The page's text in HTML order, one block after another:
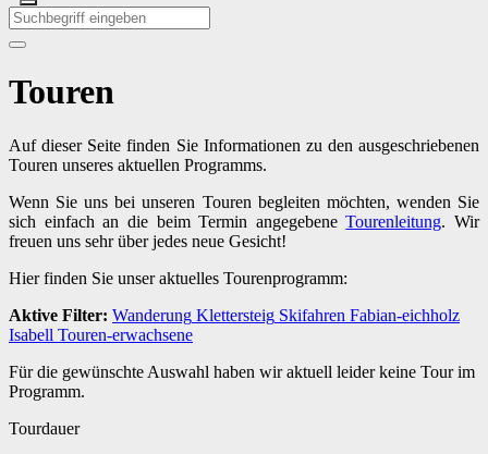
Touren
Auf dieser Seite finden Sie Informationen zu den ausgeschriebenen
Touren unseres aktuellen Programms.
Wenn Sie uns bei unseren Touren begleiten möchten, wenden Sie
sich einfach an die beim Termin angegebeneTourenleitung. Wir
freuen uns sehr über jedes neue Gesicht!
Hier finden Sie unser aktuelles Tourenprogramm:
Aktive Filter: Wanderung Klettersteig Skifahren Fabian-eichholz
Isabell Touren-erwachsene
Für die gewünschte Auswahl haben wir aktuell leider keine Tour im
Programm.
Tourdauer